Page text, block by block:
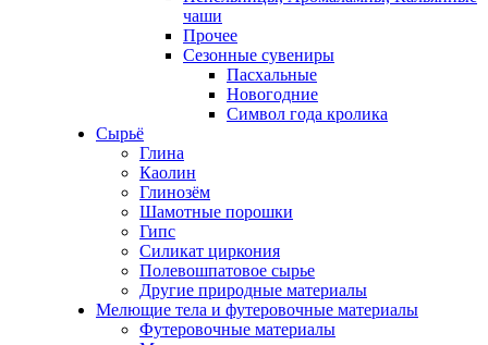
чаши
Прочее
Сезонные сувениры
Пасхальные
Новогодние
Символ года кролика
Сырьё
Глина
Каолин
Глинозём
Шамотные порошки
Гипс
Силикат циркония
Полевошпатовое сырье
Другие природные материалы
Мелющие тела и футеровочные материалы
Футеровочные материалы